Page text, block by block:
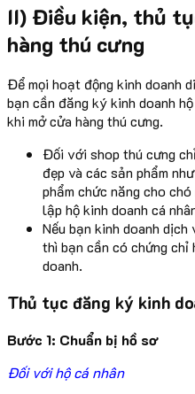
II) Điều kiện, thủ
hàng thú cưng
Để mọi hoạt động kinh doanh
bạn cần đăng ký kinh doanh
khi mở cửa hàng thú cưng.
Đối với shop thú cưng
đẹp và các sản phẩm
phẩm chức năng cho
lập hộ kinh doanh cá
Nếu bạn kinh doanh
thì bạn cần có chứng
doanh.
Thủ tục đăng ký kinh
Bước 1: Chuẩn bị hồ sơ
Đối với hộ cá nhân